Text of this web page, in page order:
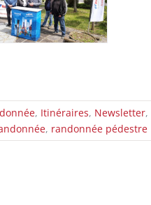
, Itinéraires, Newsletter,
, randonnée pédestre